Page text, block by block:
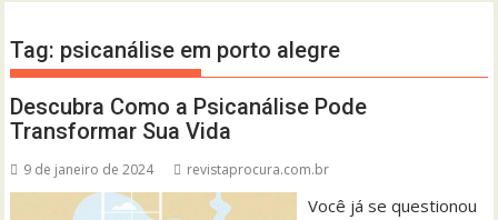
Tag: psicanálise em porto alegre
Descubra Como a Psicanálise Pode
Transformar Sua Vida
9 de janeiro de 2024 revistaprocura.com.br
Você já se questionou